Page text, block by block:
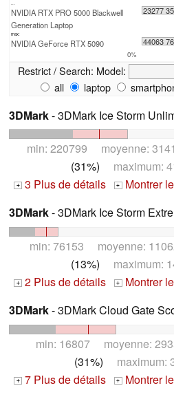
NVIDIA RTX PRO 5000 Blackwell
Generation Laptop
23277
max:
NVIDIA GeForce RTX 5090 44063
0%
Restrict / Search: Model:
all
laptop
3DMark- 3DMark Ice Storm
min: 220799 moyenne:
(31%) maximum:
+ 3 Plus de détails + Montrer
3DMark- 3DMark Ice Storm
min: 76153 moyenne:
(13%) maximum:
+ 2 Plus de détails + Montrer
3DMark- 3DMark Cloud Gate
min: 16807 moyenne:
(31%) maximum:
+ 7 Plus de détails + Montrer